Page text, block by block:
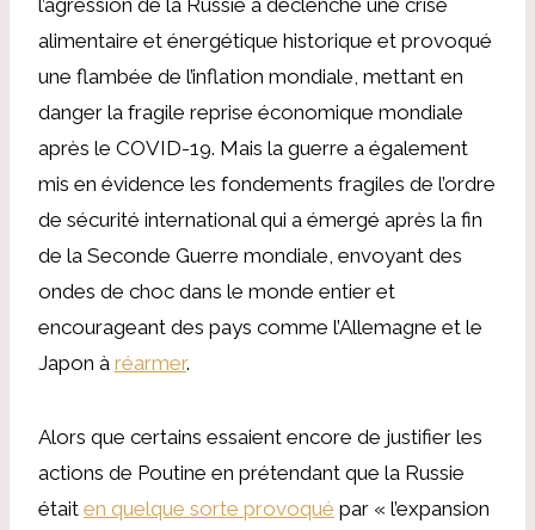
alimentaire et énergétique historique et provoqué
une flambée de l’inflation mondiale, mettant en
danger la fragile reprise économique mondiale
après le COVID-19. Mais la guerre a également
mis en évidence les fondements fragiles de l’ordre
de sécurité international qui a émergé après la fin
de la Seconde Guerre mondiale, envoyant des
ondes de choc dans le monde entier et
encourageant des pays comme l’Allemagne et le
Japon à réarmer.
Alors que certains essaient encore de justifier les
actions de Poutine en prétendant que la Russie
était en quelque sorte provoqué par « l’expansion